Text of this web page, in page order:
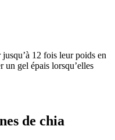
12 fois leur poids en
un gel épais lorsqu’elles
de chia